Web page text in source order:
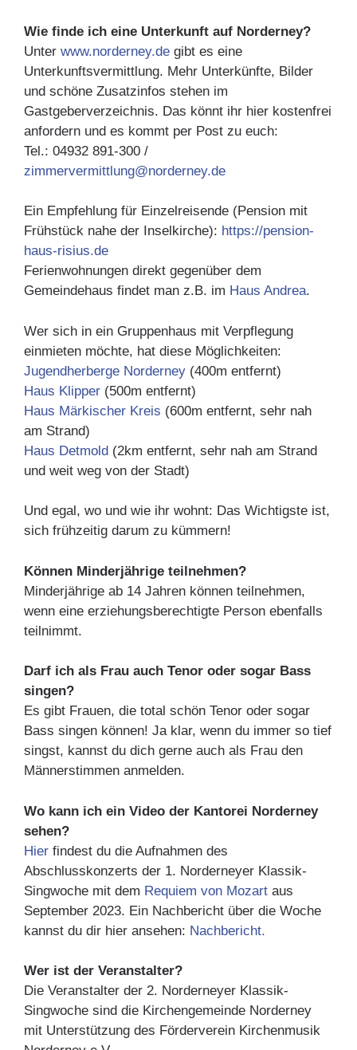
Wie finde ich eine Unterkunft auf Norderney?
Unter www.norderney.de gibt es eine
Unterkunftsvermittlung. Mehr Unterkünfte, Bilder
und schöne Zusatzinfos stehen im
Gastgeberverzeichnis. Das könnt ihr hier kostenfrei
anfordern und es kommt per Post zu euch:
Tel.: 04932 891-300 /
zimmervermittlung@norderney.de
Ein Empfehlung für Einzelreisende (Pension mit
Frühstück nahe der Inselkirche): https://pension-
haus-risius.de
Ferienwohnungen direkt gegenüber dem
Gemeindehaus findet man z.B. im Haus Andrea.
Wer sich in ein Gruppenhaus mit Verpflegung
einmieten möchte, hat diese Möglichkeiten:
Jugendherberge Norderney (400m entfernt)
Haus Klipper (500m entfernt)
Haus Märkischer Kreis (600m entfernt, sehr nah
am Strand)
Haus Detmold (2km entfernt, sehr nah am Strand
und weit weg von der Stadt)
Und egal, wo und wie ihr wohnt: Das Wichtigste ist,
sich frühzeitig darum zu kümmern!
Können Minderjährige teilnehmen?
Minderjährige ab 14 Jahren können teilnehmen,
wenn eine erziehungsberechtigte Person ebenfalls
teilnimmt.
Darf ich als Frau auch Tenor oder sogar Bass
singen?
Es gibt Frauen, die total schön Tenor oder sogar
Bass singen können! Ja klar, wenn du immer so tief
singst, kannst du dich gerne auch als Frau den
Männerstimmen anmelden.
Wo kann ich ein Video der Kantorei Norderney
sehen?
Hier findest du die Aufnahmen des
Abschlusskonzerts der 1. Norderneyer Klassik-
Singwoche mit dem Requiem von Mozart aus
September 2023. Ein Nachbericht über die Woche
kannst du dir hier ansehen: Nachbericht.
Wer ist der Veranstalter?
Die Veranstalter der 2. Norderneyer Klassik-
Singwoche sind die Kirchengemeinde Norderney
mit Unterstützung des Förderverein Kirchenmusik